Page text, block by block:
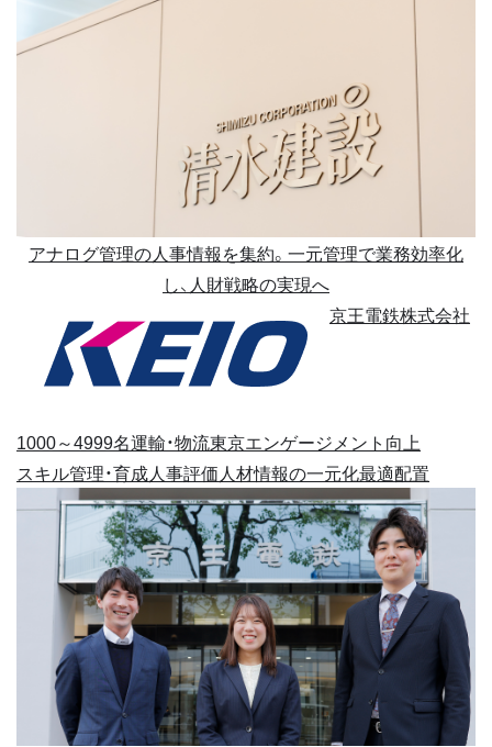
アナログ管理の人事情報を集約。一元管理で業務効率化
し、人財戦略の実現へ
京王電鉄株式会社
1000～4999名運輸・物流東京エンゲージメント向上
スキル管理・育成人事評価人材情報の一元化最適配置